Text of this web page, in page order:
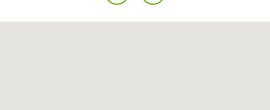
оперативно, в течение 2 часов. Рекомедую